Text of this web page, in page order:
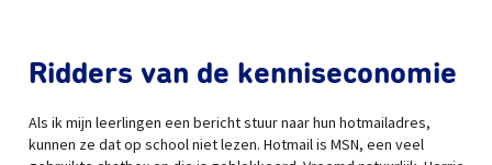
Ridders van de kenniseconomie
Als ik mijn leerlingen een bericht stuur naar hun hotmailadres,
kunnen ze dat op school niet lezen. Hotmail is MSN, een veel